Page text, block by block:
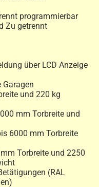
programmierbar
Zu getrennt
über LCD Anzeige
und 220 kg
mm Torbreite und
6000 mm Torbreite
Torbreite und 2250
(RAL